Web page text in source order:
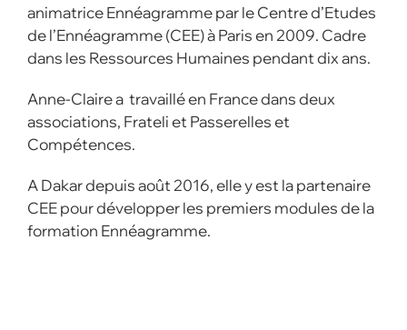
animatrice Ennéagramme par le Centre d’Etudes
de l’Ennéagramme (CEE) à Paris en 2009. Cadre
dans les Ressources Humaines pendant dix ans.
Anne-Claire a travaillé en France dans deux
associations, Frateli et Passerelles et
Compétences.
A Dakar depuis août 2016, elle y est la partenaire
CEE pour développer les premiers modules de la
formation Ennéagramme.